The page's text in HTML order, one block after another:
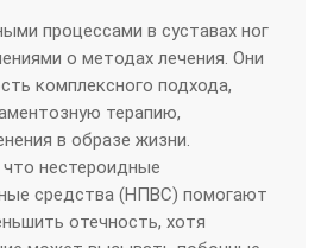
процессами в суставах ног
о методах лечения. Они
комплексного подхода,
терапию,
в образе жизни.
нестероидные
средства (НПВС) помогают
отечность, хотя